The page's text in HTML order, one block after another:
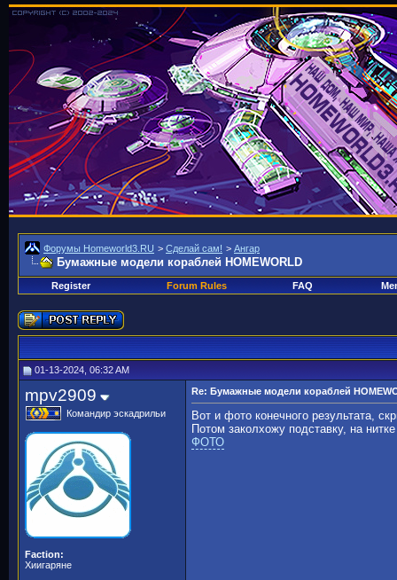
Форумы Homeworld3.RU > Сделай сам! > Ангар
Бумажные модели кораблей HOMEWORLD
Register Forum Rules FAQ
01-13-2024, 06:32 AM
mpv2909
Командир эскадрильи
Faction:
Хиигаряне
Re: Бумажные модели кораблей
Вот и фото конечного результата,
Потом заколхожу подставку, на
ФОТО